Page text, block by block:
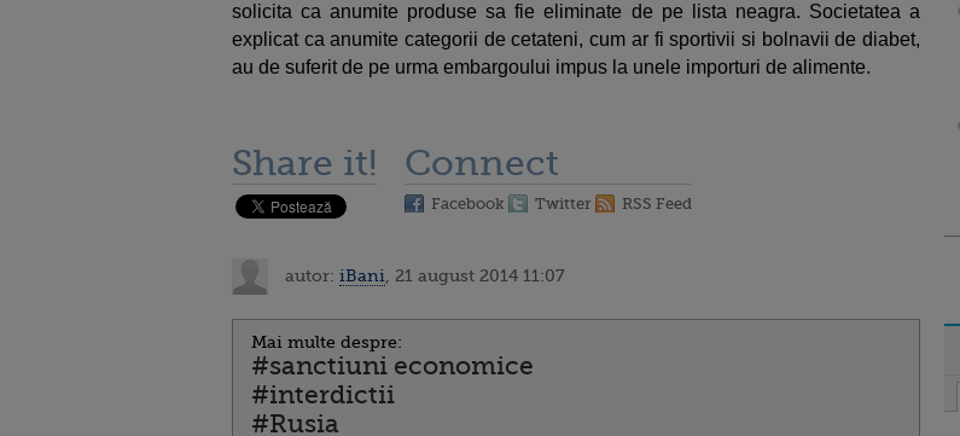
solicita ca anumite produse sa fie eliminate de pe lista neagra. Societatea a
explicat ca anumite categorii de cetateni, cum ar fi sportivii si bolnavii de diabet,
au de suferit de pe urma embargoului impus la unele importuri de alimente.
Share it! Connect
Facebook Twitter RSS Feed
autor: iBani , 21 august 2014 11:07
Mai multe despre:
#sanctiuni economice
#interdictii
#Rusia